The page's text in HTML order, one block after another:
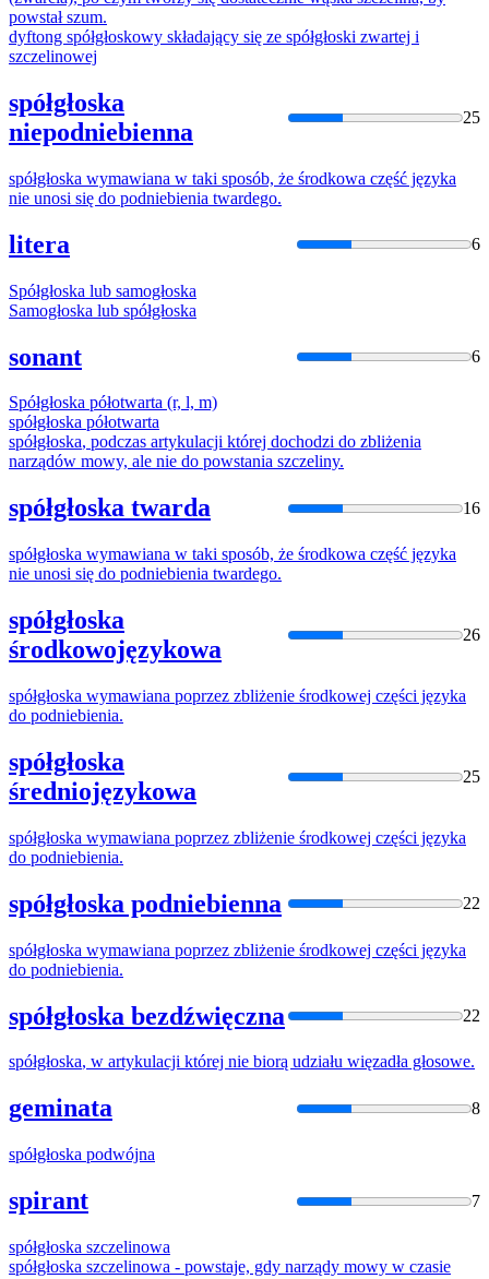
powstał szum.
dyftong spółgłoskowy składający się ze spółgłoski zwartej i
szczelinowej
spółgłoska
niepodniebienna
25
spółgłoska wymawiana w taki sposób, że środkowa część języka
nie unosi się do podniebienia twardego.
litera 6
Spółgłoska lub samogłoska
Samogłoska lub spółgłoska
sonant 6
Spółgłoska półotwarta (r, l, m)
spółgłoska półotwarta
spółgłoska, podczas artykulacji której dochodzi do zbliżenia
narządów mowy, ale nie do powstania szczeliny.
spółgłoska twarda 16
spółgłoska wymawiana w taki sposób, że środkowa część języka
nie unosi się do podniebienia twardego.
spółgłoska
środkowojęzykowa
26
spółgłoska wymawiana poprzez zbliżenie środkowej części języka
do podniebienia.
spółgłoska
średniojęzykowa
25
spółgłoska wymawiana poprzez zbliżenie środkowej części języka
do podniebienia.
spółgłoska podniebienna 22
spółgłoska wymawiana poprzez zbliżenie środkowej części języka
do podniebienia.
spółgłoska bezdźwięczna 22
spółgłoska, w artykulacji której nie biorą udziału więzadła głosowe.
geminata 8
spółgłoska podwójna
spirant 7
spółgłoska szczelinowa
spółgłoska szczelinowa - powstaje, gdy narządy mowy w czasie